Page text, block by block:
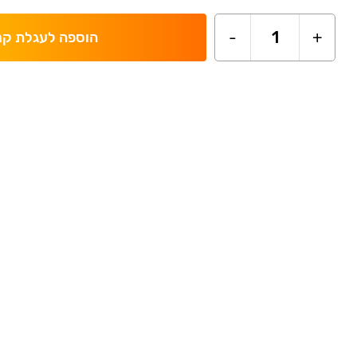
+
1
- הוספה לעגלת